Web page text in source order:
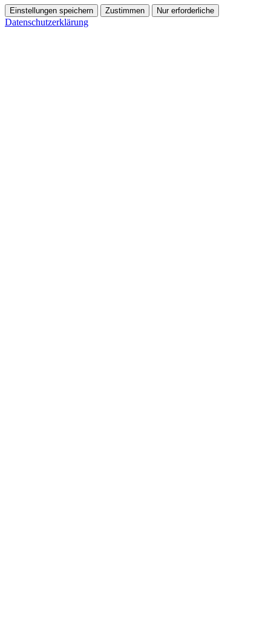
Einstellungen speichern Zustimmen Nur erforderliche
Datenschutzerklärung